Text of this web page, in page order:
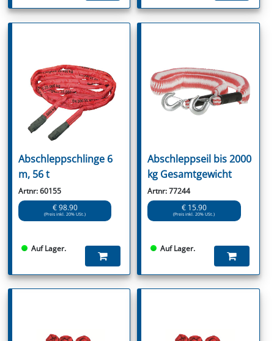
Abschleppschlinge 6
m, 56 t
Artnr: 60155
€ 98.90
(Preis inkl. 20% USt.)
Auf Lager.
Abschleppseil bis 2000
kg Gesamtgewicht
Artnr: 77244
€ 15.90
(Preis inkl. 20% USt.)
Auf Lager.